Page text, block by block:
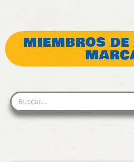
MIEMBROS DE